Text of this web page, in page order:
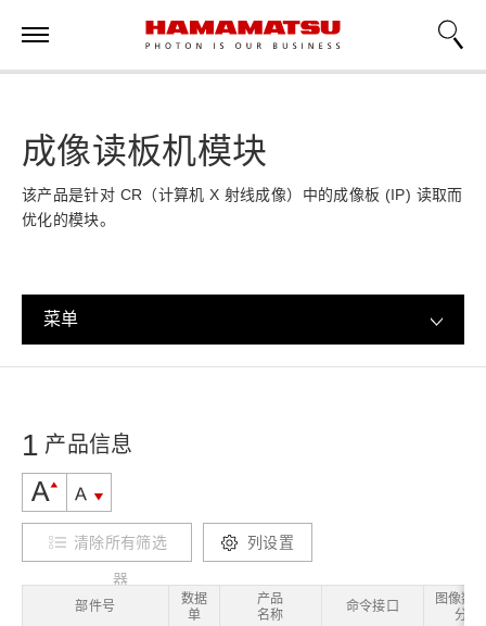
成像读板机模块
该产品是针对 CR（计算机 X 射线成像）中的成像板 (IP) 读取而
优化的模块。
菜单
1 产品信息
清除所有筛选
器
列设置
部件号
数据
单
产品
名称
命令接口
图像数
分辨